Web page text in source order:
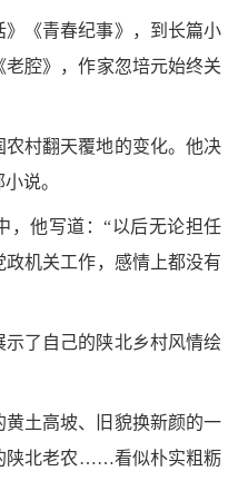
《青春纪事》，到长篇小
腔》，作家忽培元始终关
村翻天覆地的变化。他决
说。
，他写道：“以后无论担任
机关工作，感情上都没有
了自己的陕北乡村风情绘
土高坡、旧貌换新颜的一
陕北老农……看似朴实粗粝